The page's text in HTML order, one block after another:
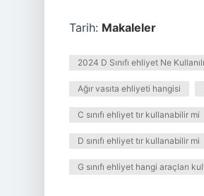
Tarih: Makaleler
2024 D Sınıfı ehliyet Ne
Ağır vasıta ehliyeti hangisi
C sınıfı ehliyet tır kullanabilir mi
D sınıfı ehliyet tır kullanabilir mi
G sınıfı ehliyet hangi araçları